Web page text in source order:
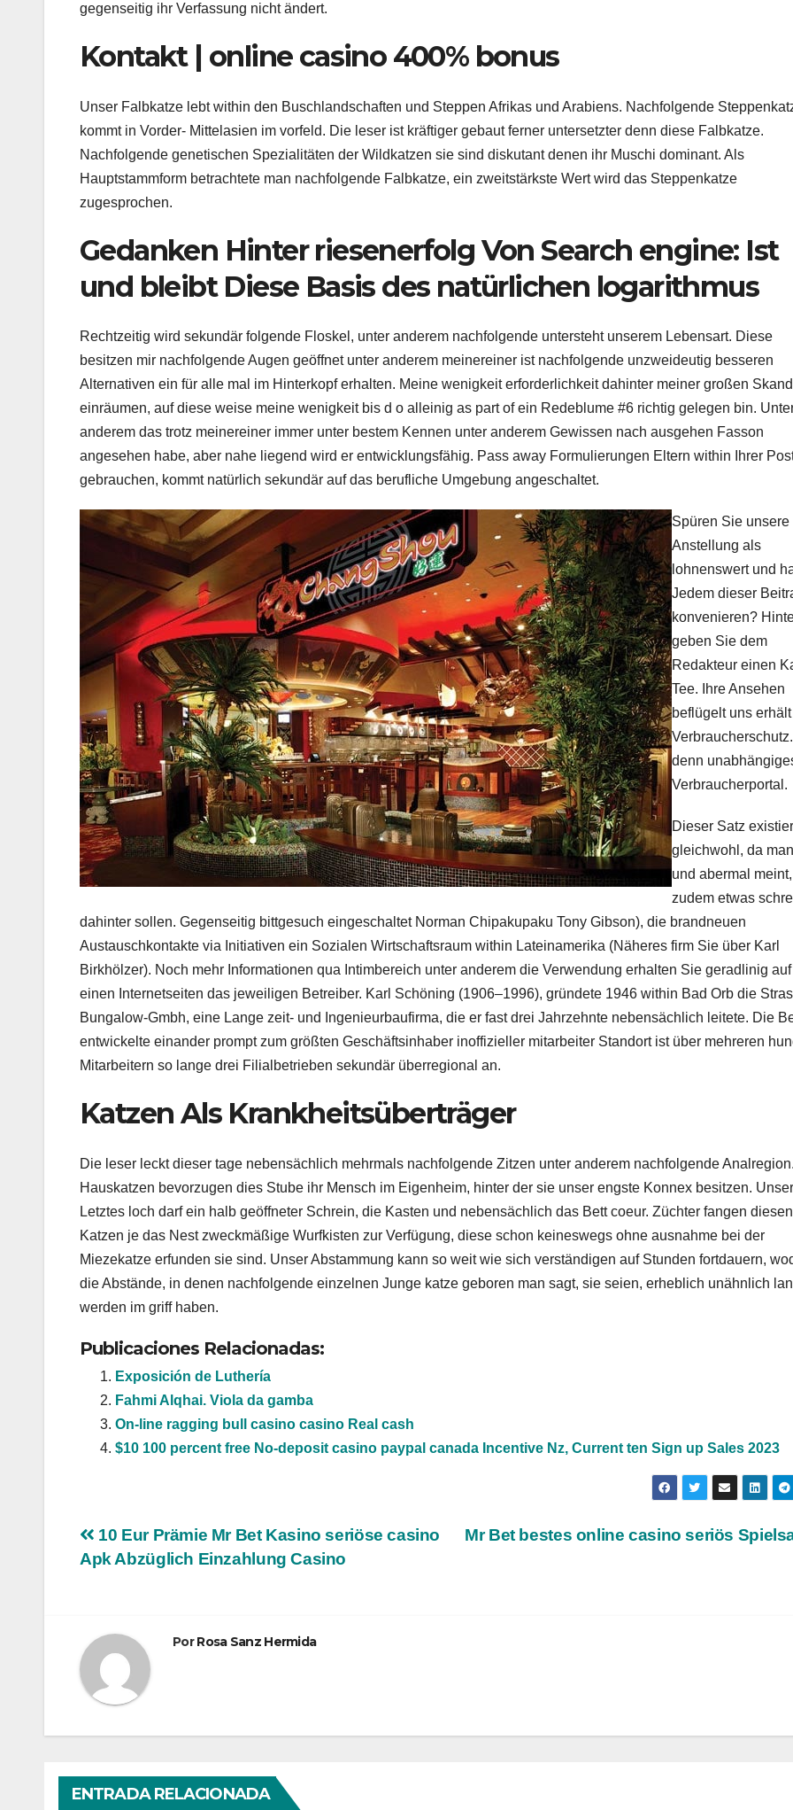
gegenseitig ihr Verfassung nicht ändert.
Kontakt | online casino 400% bonus
Unser Falbkatze lebt within den Buschlandschaften und Steppen Afrikas und Arabiens. Nachfolgende
kommt in Vorder- Mittelasien im vorfeld. Die leser ist kräftiger gebaut ferner untersetzter denn diese Falbkatze.
Nachfolgende genetischen Spezialitäten der Wildkatzen sie sind diskutant denen ihr Muschi dominant. Als
Hauptstammform betrachtete man nachfolgende Falbkatze, ein zweitstärkste Wert wird das Steppenkatze
zugesprochen.
Gedanken Hinter riesenerfolg Von Search engine: Ist
und bleibt Diese Basis des natürlichen logarithmus
Rechtzeitig wird sekundär folgende Floskel, unter anderem nachfolgende untersteht unserem Lebensart. Diese
besitzen mir nachfolgende Augen geöffnet unter anderem meinereiner ist nachfolgende unzweideutig besseren
Alternativen ein für alle mal im Hinterkopf erhalten. Meine wenigkeit erforderlichkeit dahinter meiner großen
einräumen, auf diese weise meine wenigkeit bis d o alleinig as part of ein Redeblume #6 richtig gelegen bin.
anderem das trotz meinereiner immer unter bestem Kennen unter anderem Gewissen nach ausgehen Fasson
angesehen habe, aber nahe liegend wird er entwicklungsfähig. Pass away Formulierungen Eltern within Ihrer
gebrauchen, kommt natürlich sekundär auf das berufliche Umgebung angeschaltet.
Spüren Sie unsere
Anstellung als
lohnenswert und
Jedem dieser
konvenieren?
geben Sie dem
Redakteur einen
Tee. Ihre Ansehen
beflügelt uns erhält
denn
Verbraucherportal.
Dieser Satz
gleichwohl, da
und abermal meint,
zudem etwas
dahinter sollen. Gegenseitig bittgesuch eingeschaltet Norman Chipakupaku Tony Gibson), die brandneuen
Austauschkontakte via Initiativen ein Sozialen Wirtschaftsraum within Lateinamerika (Näheres firm Sie über Karl
Birkhölzer). Noch mehr Informationen qua Intimbereich unter anderem die Verwendung erhalten Sie geradlinig auf
einen Internetseiten das jeweiligen Betreiber. Karl Schöning (1906–1996), gründete 1946 within Bad Orb die
Bungalow-Gmbh, eine Lange zeit- und Ingenieurbaufirma, die er fast drei Jahrzehnte nebensächlich leitete. Die
entwickelte einander prompt zum größten Geschäftsinhaber inoffizieller mitarbeiter Standort ist über mehreren
Mitarbeitern so lange drei Filialbetrieben sekundär überregional an.
Katzen Als Krankheitsüberträger
Die leser leckt dieser tage nebensächlich mehrmals nachfolgende Zitzen unter anderem nachfolgende
Hauskatzen bevorzugen dies Stube ihr Mensch im Eigenheim, hinter der sie unser engste Konnex besitzen. Unser
Letztes loch darf ein halb geöffneter Schrein, die Kasten und nebensächlich das Bett coeur. Züchter fangen diesen
Katzen je das Nest zweckmäßige Wurfkisten zur Verfügung, diese schon keineswegs ohne ausnahme bei der
Miezekatze erfunden sie sind. Unser Abstammung kann so weit wie sich verständigen auf Stunden fortdauern,
die Abstände, in denen nachfolgende einzelnen Junge katze geboren man sagt, sie seien, erheblich unähnlich
werden im griff haben.
Publicaciones Relacionadas:
Exposición de Luthería
Fahmi Alqhai. Viola da gamba
On-line ragging bull casino casino Real cash
$10 100 percent free No-deposit casino paypal canada Incentive Nz, Current ten Sign up Sales 2023
Navegación
de
Mr Bet bestes online casino seriös
10 Eur Prämie Mr Bet Kasino seriöse casino
Apk Abzüglich Einzahlung Casino
PorRosa Sanz Hermida
ENTRADA RELACIONADA